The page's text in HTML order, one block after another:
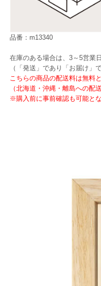
品番：m13340
在庫のある場合は、3～5営業
（「発送」であり「お届け」
こちらの商品の配送料は無料
（北海道・沖縄・離島への配
※購入前に事前確認も可能と